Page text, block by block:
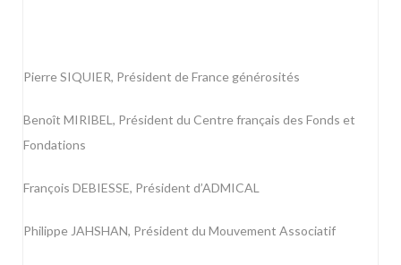
Pierre SIQUIER, Président de France générosités
Benoît MIRIBEL, Président du Centre français des Fonds et
Fondations
François DEBIESSE, Président d’ADMICAL
Philippe JAHSHAN, Président du Mouvement Associatif